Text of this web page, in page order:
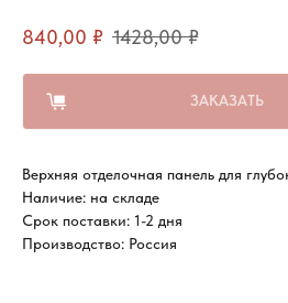
840,00 ₽ 1428,00 ₽
ЗАКАЗАТЬ
Верхняя отделочная панель для
Наличие: на складе
Срок поставки: 1-2 дня
Производство: Россия